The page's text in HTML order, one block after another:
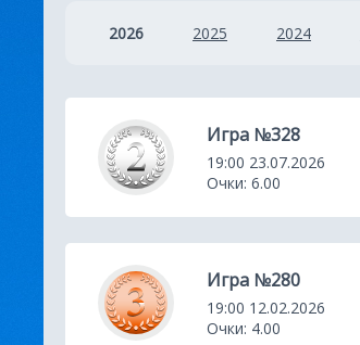
т
а
2026 2025 2024
Игра №328
19:00 23.07.2026
Очки: 6.00
Игра №280
19:00 12.02.2026
Очки: 4.00